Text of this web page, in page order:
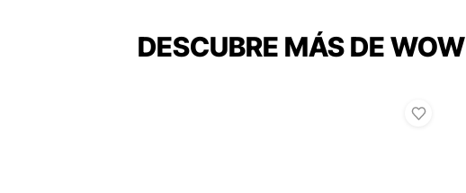
DESCUBRE MÁS DE WOW